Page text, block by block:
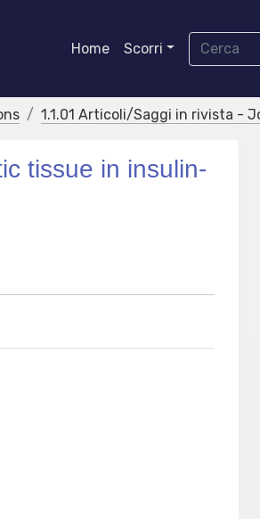
Home Scorri
1.1.01 Articoli/Saggi in rivista -
tissue in insulin-